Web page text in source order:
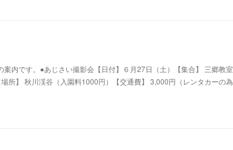
内です。●あじさい撮影会【日付】６月27日（土）【集合】 三郷教
所】 秋川渓谷（入園料1000円）【交通費】 3,000円（レンタカーの